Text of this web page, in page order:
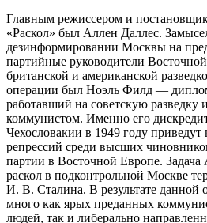
Главным режиссером и
«Раскол» был Аллен Даллес.
дезинформировании Москвы на
партийные руководители
британской и американской
операции был Ноэль Филд —
работавший на советскую разведку
коммунистом. Именно его
Чехословакии в 1949 году
репрессий среди высших
партии в Восточной Европе. Задача
раскол в подконтрольной Москве
И. В. Сталина. В результате данной
много как ярых преданных
людей, так и либерально